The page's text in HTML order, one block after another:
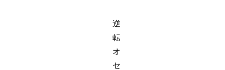
逆
転
オ
セ